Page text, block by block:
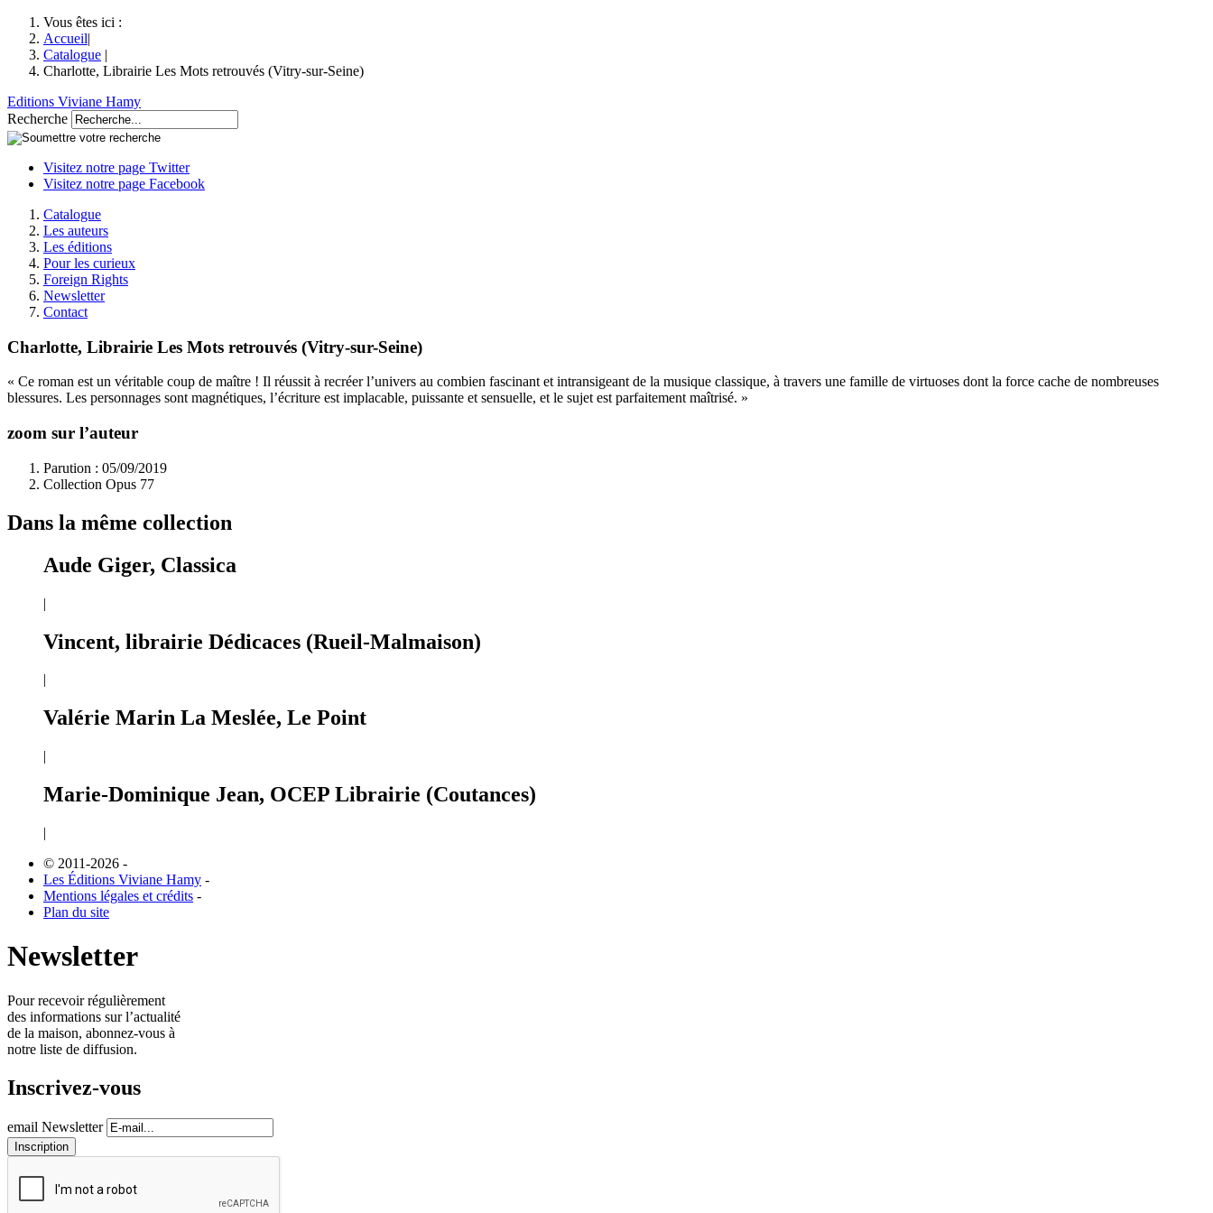
Vous êtes ici :
Accueil|
Catalogue |
Charlotte, Librairie Les Mots retrouvés (Vitry-sur-Seine)
Editions Viviane Hamy
Recherche
Visitez notre page Twitter
Visitez notre page Facebook
Catalogue
Les auteurs
Les éditions
Pour les curieux
Foreign Rights
Newsletter
Contact
Charlotte, Librairie Les Mots retrouvés (Vitry-sur-Seine)
« Ce roman est un véritable coup de maître ! Il réussit à recréer l’univers au combien fascinant et intransigeant de la musique classique, à travers une famille de virtuoses dont la force cache de nombreuses
blessures. Les personnages sont magnétiques, l’écriture est implacable, puissante et sensuelle, et le sujet est parfaitement maîtrisé. »
zoom sur l’auteur
Parution : 05/09/2019
Collection Opus 77
Dans la même collection
Aude Giger, Classica
|
Vincent, librairie Dédicaces (Rueil-Malmaison)
|
Valérie Marin La Meslée, Le Point
|
Marie-Dominique Jean, OCEP Librairie (Coutances)
|
© 2011-2026 -
Les Éditions Viviane Hamy -
Mentions légales et crédits -
Plan du site
Newsletter
Pour recevoir régulièrement
des informations sur l’actualité
de la maison, abonnez-vous à
notre liste de diffusion.
Inscrivez-vous
email Newsletter